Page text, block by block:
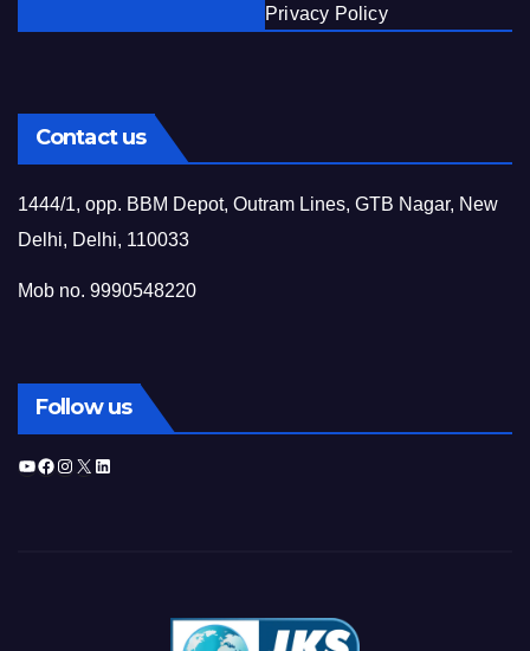
Privacy Policy
Contact us
1444/1, opp. BBM Depot, Outram Lines, GTB Nagar, New
Delhi, Delhi, 110033
Mob no. 9990548220
Follow us
YouTube
Facebook
Instagram
X LinkedIn